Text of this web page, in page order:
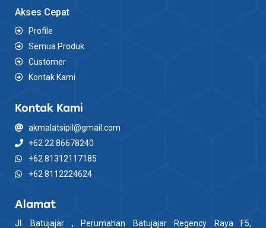
Akses Cepat
Profile
Semua Produk
Customer
Kontak Kami
Kontak Kami
akmalatsipil@gmail.com
+62 22 86678240
+62 81312117185
+62 8112224624
Alamat
Jl. Batujajar , Perumahan Batujajar Regency Raya F5,